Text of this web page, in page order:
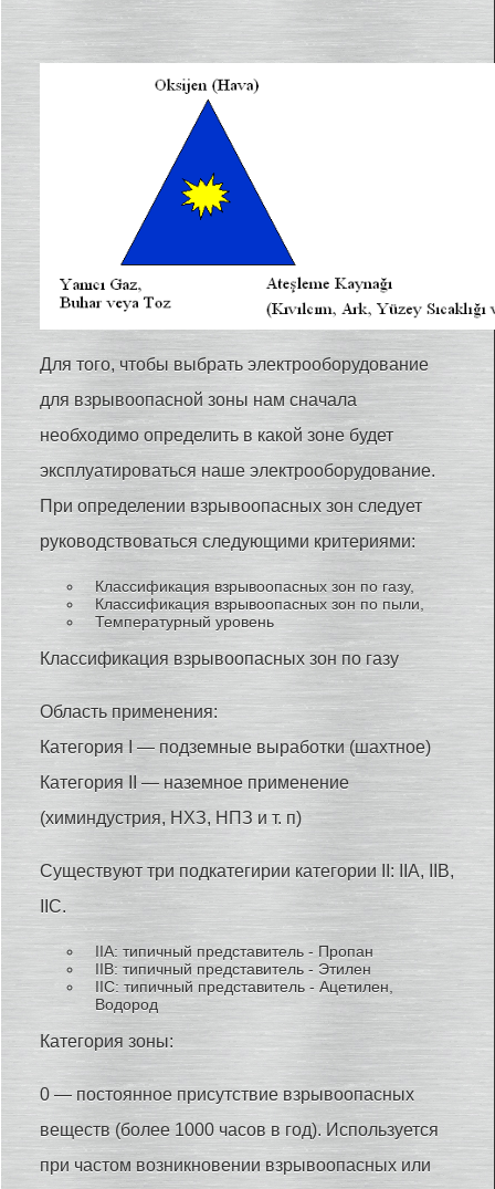
Для того, чтобы выбрать электрооборудование
для взрывоопасной зоны нам сначала
необходимо определить в какой зоне будет
эксплуатироваться наше электрооборудование.
При определении взрывоопасных зон следует
руководствоваться следующими критериями:
Классификация взрывоопасных зон по газу,
Классификация взрывоопасных зон по пыли,
Температурный уровень
Классификация взрывоопасных зон по газу
Область применения:
Категория I — подземные выработки (шахтное)
Категория II — наземное применение
(химиндустрия, НХЗ, НПЗ и т. п)
Существуют три подкатегирии категории II: IIA, IIB,
IIC.
IIA: типичный представитель - Пропан
IIB: типичный представитель - Этилен
IIC: типичный представитель - Ацетилен,
Водород
Категория зоны:
0 — постоянное присутствие взрывоопасных
веществ (более 1000 часов в год). Используется
при частом возникновении взрывоопасных или